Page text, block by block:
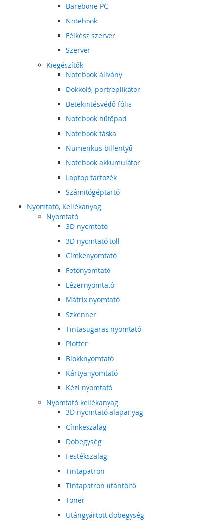
Barebone PC
Notebook
Félkész szerver
Szerver
Kiegészítők
Notebook állvány
Dokkoló, portreplikátor
Betekintésvédő fólia
Notebook hűtőpad
Notebook táska
Numerikus billentyű
Notebook akkumulátor
Laptop tartozék
Számitógéptartó
Nyomtató, Kellékanyag
Nyomtató
3D nyomtató
3D nyomtató toll
Címkenyomtató
Fotónyomtató
Lézernyomtató
Mátrix nyomtató
Szkenner
Tintasugaras nyomtató
Plotter
Blokknyomtató
Kártyanyomtató
Kézi nyomtató
Nyomtató kellékanyag
3D nyomtató alapanyag
Címkeszalag
Dobegység
Festékszalag
Tintapatron
Tintapatron utántöltő
Toner
Utángyártott dobegység